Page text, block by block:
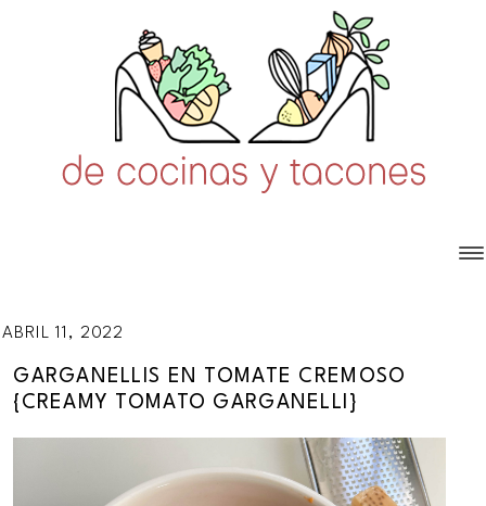
ABRIL 11, 2022
GARGANELLIS EN TOMATE CREMOSO
{CREAMY TOMATO GARGANELLI}